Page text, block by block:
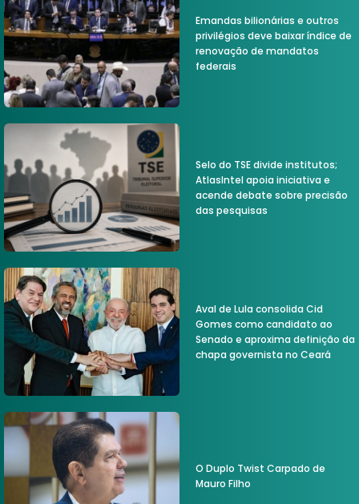
Emandas bilionárias e outros
privilégios deve baixar índice de
renovação de mandatos
federais
Selo do TSE divide institutos;
AtlasIntel apoia iniciativa e
acende debate sobre precisão
das pesquisas
Aval de Lula consolida Cid
Gomes como candidato ao
Senado e aproxima definição da
chapa governista no Ceará
O Duplo Twist Carpado de
Mauro Filho